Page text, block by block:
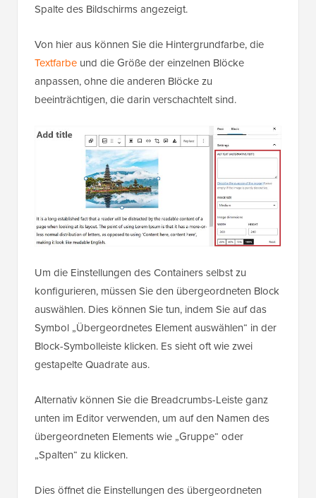
Spalte des Bildschirms angezeigt.
Von hier aus können Sie die Hintergrundfarbe, die
Textfarbe und die Größe der einzelnen Blöcke
anpassen, ohne die anderen Blöcke zu
beeinträchtigen, die darin verschachtelt sind.
Um die Einstellungen des Containers selbst zu
konfigurieren, müssen Sie den übergeordneten Block
auswählen. Dies können Sie tun, indem Sie auf das
Symbol „Übergeordnetes Element auswählen“ in der
Block-Symbolleiste klicken. Es sieht oft wie zwei
gestapelte Quadrate aus.
Alternativ können Sie die Breadcrumbs-Leiste ganz
unten im Editor verwenden, um auf den Namen des
übergeordneten Elements wie „Gruppe“ oder
„Spalten“ zu klicken.
Dies öffnet die Einstellungen des übergeordneten